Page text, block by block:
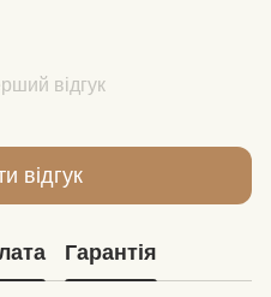
відгук
відгук
Гарантія